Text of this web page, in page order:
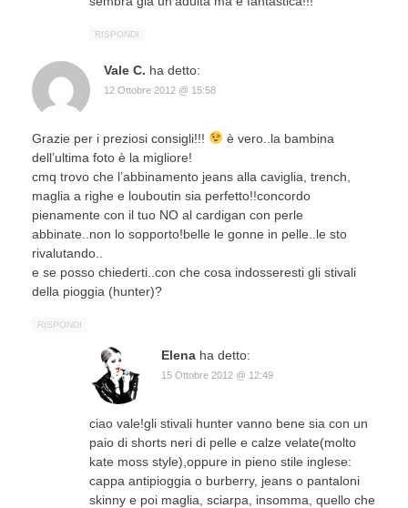
RISPONDI
Vale C. ha detto:
12 Ottobre 2012 @ 15:58
Grazie per i preziosi consigli!!!
è vero..la bambina
dell’ultima foto è la migliore!
cmq trovo che l’abbinamento jeans alla caviglia, trench,
maglia a righe e louboutin sia perfetto!!concordo
pienamente con il tuo NO al cardigan con perle
abbinate..non lo sopporto!belle le gonne in pelle..le sto
rivalutando..
e se posso chiederti..con che cosa indosseresti gli stivali
della pioggia (hunter)?
RISPONDI
Elena ha detto:
15 Ottobre 2012 @ 12:49
ciao vale!gli stivali hunter vanno bene sia con un
paio di shorts neri di pelle e calze velate(molto
kate moss style),oppure in pieno stile inglese:
cappa antipioggia o burberry, jeans o pantaloni
skinny e poi maglia, sciarpa, insomma, quello che